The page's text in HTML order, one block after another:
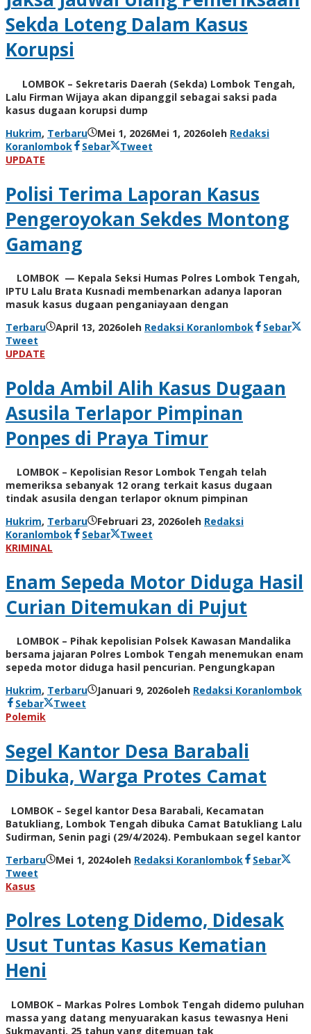
Sekda Loteng Dalam Kasus
Korupsi
LOMBOK – Sekretaris Daerah (Sekda) Lombok Tengah,
Lalu Firman Wijaya akan dipanggil sebagai saksi pada
kasus dugaan korupsi dump
Hukrim, Terbaru Mei 1, 2026Mei 1, 2026oleh Redaksi
Koranlombok
Sebar
Tweet
UPDATE
Polisi Terima Laporan Kasus
Pengeroyokan Sekdes Montong
Gamang
LOMBOK — Kepala Seksi Humas Polres Lombok Tengah,
IPTU Lalu Brata Kusnadi membenarkan adanya laporan
masuk kasus dugaan penganiayaan dengan
Terbaru
April 13, 2026oleh Redaksi Koranlombok
Sebar
Tweet
UPDATE
Polda Ambil Alih Kasus Dugaan
Asusila Terlapor Pimpinan
Ponpes di Praya Timur
LOMBOK – Kepolisian Resor Lombok Tengah telah
memeriksa sebanyak 12 orang terkait kasus dugaan
tindak asusila dengan terlapor oknum pimpinan
Hukrim, Terbaru Februari 23, 2026oleh Redaksi
Koranlombok
Sebar
Tweet
KRIMINAL
Enam Sepeda Motor Diduga Hasil
Curian Ditemukan di Pujut
LOMBOK – Pihak kepolisian Polsek Kawasan Mandalika
bersama jajaran Polres Lombok Tengah menemukan enam
sepeda motor diduga hasil pencurian. Pengungkapan
Hukrim, Terbaru Januari 9, 2026oleh Redaksi Koranlombok
Sebar
Tweet
Polemik
Segel Kantor Desa Barabali
Dibuka, Warga Protes Camat
LOMBOK – Segel kantor Desa Barabali, Kecamatan
Batukliang, Lombok Tengah dibuka Camat Batukliang Lalu
Sudirman, Senin pagi (29/4/2024). Pembukaan segel kantor
Terbaru
Mei 1, 2024oleh Redaksi Koranlombok
Sebar
Tweet
Kasus
Polres Loteng Didemo, Didesak
Usut Tuntas Kasus Kematian
Heni
LOMBOK – Markas Polres Lombok Tengah didemo puluhan
massa yang datang menyuarakan kasus tewasnya Heni
Sukmayanti, 25 tahun yang ditemuan tak